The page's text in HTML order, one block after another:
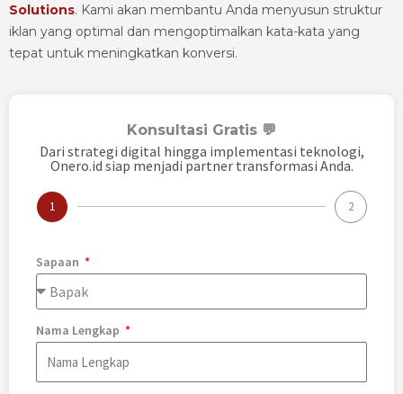
Solutions. Kami akan membantu Anda menyusun struktur
iklan yang optimal dan mengoptimalkan kata-kata yang
tepat untuk meningkatkan konversi.
Konsultasi Gratis 💬
Dari strategi digital hingga implementasi teknologi,
Onero.id siap menjadi partner transformasi Anda.
1 2
Sapaan
Nama Lengkap